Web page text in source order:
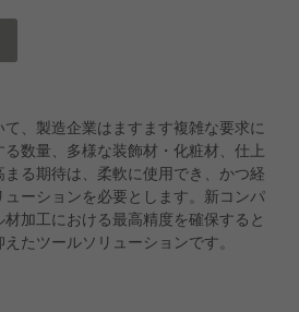
Nam
việt
、製造企業はますます複雑な要求に
数量、多様な装飾材・化粧材、仕上
る期待は、柔軟に使用でき、かつ経
ーションを必要とします。新コンパ
加工における最高精度を確保すると
たツールソリューションです。